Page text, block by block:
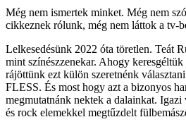
Még nem ismertek minket. Még nem
cikkeznek rólunk, még nem láttok a
Lelkesedésünk 2022 óta töretlen. Teát
mint színészzenekar. Ahogy keresgéltük
rájöttünk ezt külön szeretnénk
FLESS. És most hogy azt a bizonyos
megmutatnánk nektek a dalainkat.
és rock elemekkel megtűzdelt